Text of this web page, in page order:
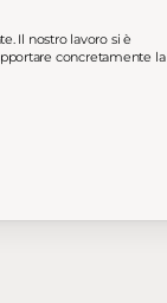
Il nostro lavoro si è
concretamente la